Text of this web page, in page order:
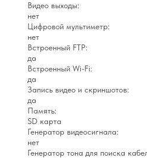
Видео выходы:
нет
Цифровой мультиметр:
нет
Встроенный FTP:
да
Встроенный Wi-Fi:
да
Запись видео и скриншотов:
да
Память:
SD карта
Генератор видеосигнала:
нет
Генератор тона для поиска